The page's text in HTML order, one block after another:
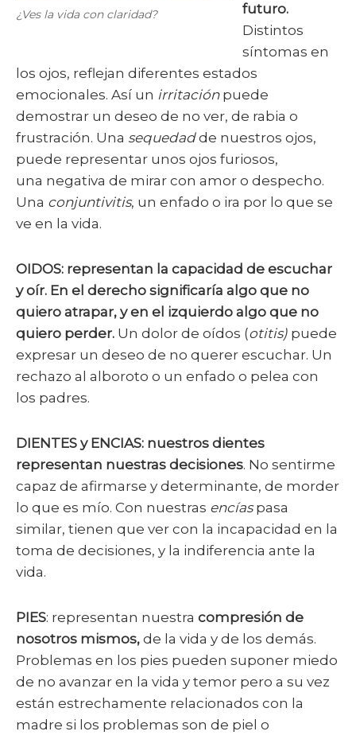
¿Ves la vida con claridad?
futuro.
Distintos
síntomas en
los ojos, reflejan diferentes estados
emocionales. Así un irritaciónpuede
demostrar un deseo de no ver, de rabia o
frustración. Una sequedadde nuestros ojos,
puede representar unos ojos furiosos,
una negativa de mirar con amor o despecho.
Una conjuntivitis, un enfado o ira por lo que se
ve en la vida.
OIDOS: representan la capacidad de escuchar
y oír. En el derecho significaría algo que no
quiero atrapar, y en el izquierdo algo que no
quiero perder. Un dolor de oídos (otitis) puede
expresar un deseo de no querer escuchar. Un
rechazo al alboroto o un enfado o pelea con
los padres.
DIENTES y ENCIAS: nuestros dientes
representan nuestras decisiones. No sentirme
capaz de afirmarse y determinante, de morder
lo que es mío. Con nuestras encíaspasa
similar, tienen que ver con la incapacidad en la
toma de decisiones, y la indiferencia ante la
vida.
PIES: representan nuestra compresión de
nosotros mismos, de la vida y de los demás.
Problemas en los pies pueden suponer miedo
de no avanzar en la vida y temor pero a su vez
están estrechamente relacionados con la
madre si los problemas son de piel o